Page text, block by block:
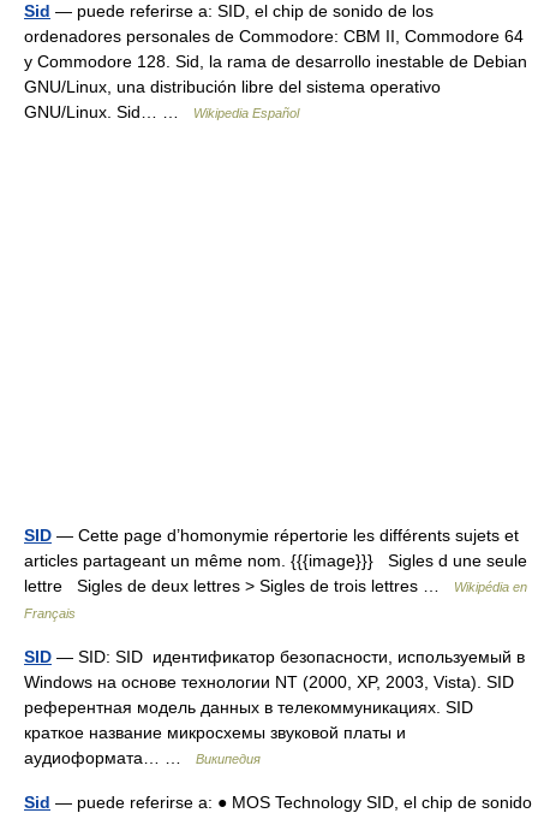
Sid — puede referirse a: SID, el chip de sonido de los
ordenadores personales de Commodore: CBM II, Commodore 64
y Commodore 128. Sid, la rama de desarrollo inestable de Debian
GNU/Linux, una distribución libre del sistema operativo
GNU/Linux. Sid… …
Wikipedia Español
SID — Cette page d’homonymie répertorie les différents sujets et
articles partageant un même nom. {{{image}}} Sigles d une seule
lettre Sigles de deux lettres > Sigles de trois lettres …
Wikipédia en
Français
SID — SID: SID идентификатор безопасности, используемый в
Windows на основе технологии NT (2000, XP, 2003, Vista). SID
референтная модель данных в телекоммуникациях. SID
краткое название микросхемы звуковой платы и
аудиоформата… …
Википедия
Sid — puede referirse a: ● MOS Technology SID, el chip de sonido